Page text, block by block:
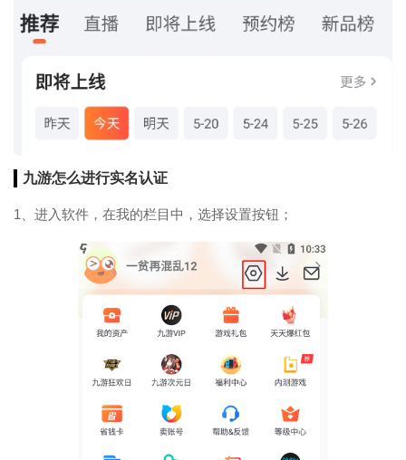
九游怎么进行实名认证
1、进入软件，在我的栏目中，选择设置按钮；